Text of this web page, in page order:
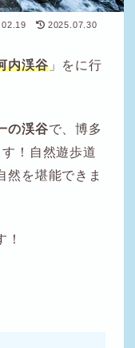
2025.07.30
内渓谷」をに行
の渓谷で、博多
！自然遊歩道
然を堪能できま